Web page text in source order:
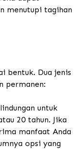
menutupi tagihan
bentuk. Dua jenis
permanen:
untuk
20 tahun. Jika
manfaat Anda
opsi yang